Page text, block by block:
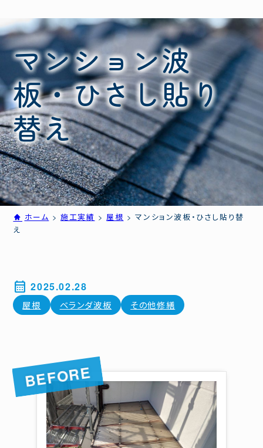
マンション波
板・ひさし貼り
替え
ホーム >施工実績 > 屋根 >マンション波板・ひさし貼り替
え
calendar_month 2025.02.28
屋根 ベランダ波板 その他修繕